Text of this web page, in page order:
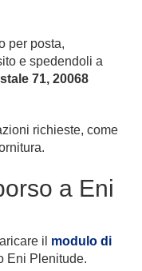
per posta,
e spedendoli a
71, 20068
richieste, come
a Eni
il modulo di
Eni Plenitude.